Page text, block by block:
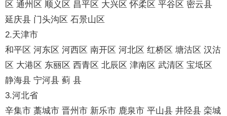
区 通州区 顺义区 昌平区 大兴区 怀柔区 平谷区 密云县
延庆县 门头沟区 石景山区
2.天津市
和平区 河东区 河西区 南开区 河北区 红桥区 塘沽区 汉沽
区 大港区 东丽区 西青区 北辰区 津南区 武清区 宝坻区
静海县 宁河县 蓟 县
3.河北省
辛集市 藁城市 晋州市 新乐市 鹿泉市 平山县 井陉县 栾城